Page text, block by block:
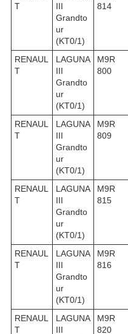
T
III
Grandto
ur
(KT0/1)
814
RENAUL
T
LAGUNA
III
Grandto
ur
(KT0/1)
M9R
800
RENAUL
T
LAGUNA
III
Grandto
ur
(KT0/1)
M9R
809
RENAUL
T
LAGUNA
III
Grandto
ur
(KT0/1)
M9R
815
RENAUL
T
LAGUNA
III
Grandto
ur
(KT0/1)
M9R
816
RENAUL
T
LAGUNA
III
M9R
820